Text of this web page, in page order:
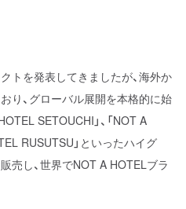
トを発表してきましたが、海外か
り、グローバル展開を本格的に始
SETOUCHI」、「NOT A
RUSUTSU」といったハイグ
売し、世界でNOT A HOTELブラ